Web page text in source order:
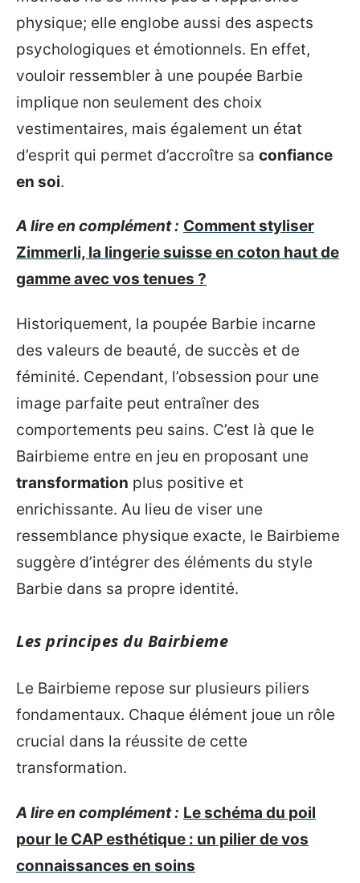
physique; elle englobe aussi des aspects
psychologiques et émotionnels. En effet,
vouloir ressembler à une poupée Barbie
implique non seulement des choix
vestimentaires, mais également un état
d’esprit qui permet d’accroître sa confiance
en soi.
A lire en complément : Comment styliser
Zimmerli, la lingerie suisse en coton haut de
gamme avec vos tenues ?
Historiquement, la poupée Barbie incarne
des valeurs de beauté, de succès et de
féminité. Cependant, l’obsession pour une
image parfaite peut entraîner des
comportements peu sains. C’est là que le
Bairbieme entre en jeu en proposant une
transformation plus positive et
enrichissante. Au lieu de viser une
ressemblance physique exacte, le Bairbieme
suggère d’intégrer des éléments du style
Barbie dans sa propre identité.
Les principes du Bairbieme
Le Bairbieme repose sur plusieurs piliers
fondamentaux. Chaque élément joue un rôle
crucial dans la réussite de cette
transformation.
A lire en complément : Le schéma du poil
pour le CAP esthétique : un pilier de vos
connaissances en soins